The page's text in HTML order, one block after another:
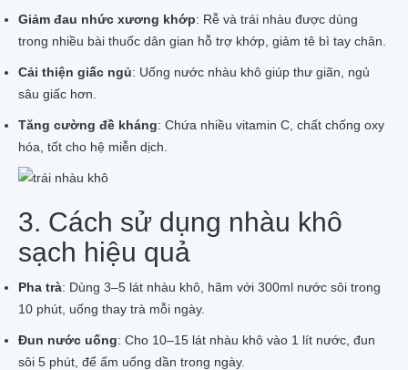
Giảm đau nhức xương khớp: Rễ và trái nhàu được dùng
trong nhiều bài thuốc dân gian hỗ trợ khớp, giảm tê bì tay chân.
Cải thiện giấc ngủ: Uống nước nhàu khô giúp thư giãn, ngủ
sâu giấc hơn.
Tăng cường đề kháng: Chứa nhiều vitamin C, chất chống oxy
hóa, tốt cho hệ miễn dịch.
3. Cách sử dụng nhàu khô
sạch hiệu quả
Pha trà: Dùng 3–5 lát nhàu khô, hãm với 300ml nước sôi trong
10 phút, uống thay trà mỗi ngày.
Đun nước uống: Cho 10–15 lát nhàu khô vào 1 lít nước, đun
sôi 5 phút, để ấm uống dần trong ngày.